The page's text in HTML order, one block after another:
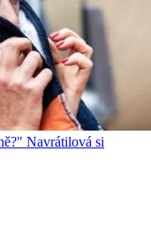
Navrátilová si